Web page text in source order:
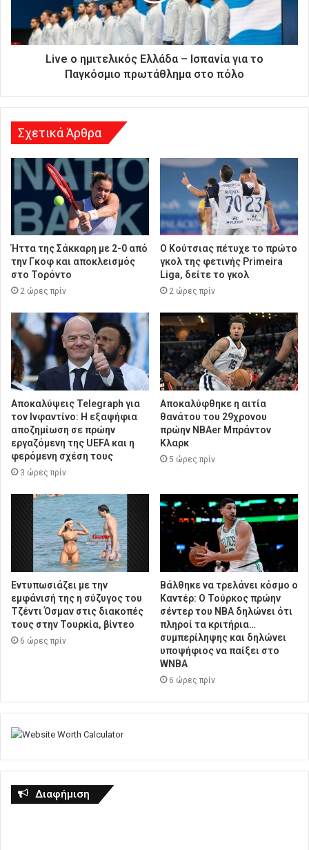
ι
ε
ν
Live ο ημιτελικός Ελλάδα – Ισπανία για το
Παγκόσμιο πρωτάθλημα στο πόλο
Σχετικά Άρθρα
Ήττα της Σάκκαρη με 2-0 από
την Γκοφ και αποκλεισμός
στο Τορόντο
2 ώρες πρίν
Ο Κούτσιας πέτυχε το πρώτο
γκολ της φετινής Primeira
Liga, δείτε το γκολ
2 ώρες πρίν
Αποκαλύψεις Telegraph για
τον Ινφαντίνο: Η εξαψήφια
αποζημίωση σε πρώην
εργαζόμενη της UEFA και η
φερόμενη σχέση τους
3 ώρες πρίν
Αποκαλύφθηκε η αιτία
θανάτου του 29χρονου
πρώην NBAer Μπράντον
Κλαρκ
5 ώρες πρίν
Εντυπωσιάζει με την
εμφάνισή της η σύζυγος του
Τζέντι Όσμαν στις διακοπές
τους στην Τουρκία, βίντεο
6 ώρες πρίν
Βάλθηκε να τρελάνει κόσμο ο
Καντέρ: Ο Τούρκος πρώην
σέντερ του NBA δηλώνει ότι
πληροί τα κριτήρια…
συμπερίληψης και δηλώνει
υποψήφιος να παίξει στο
WNBA
6 ώρες πρίν
Διαφήμιση